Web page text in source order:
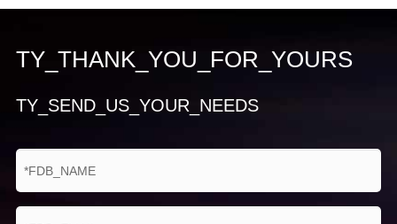
TY_THANK_YOU_FOR_YOURS
TY_SEND_US_YOUR_NEEDS